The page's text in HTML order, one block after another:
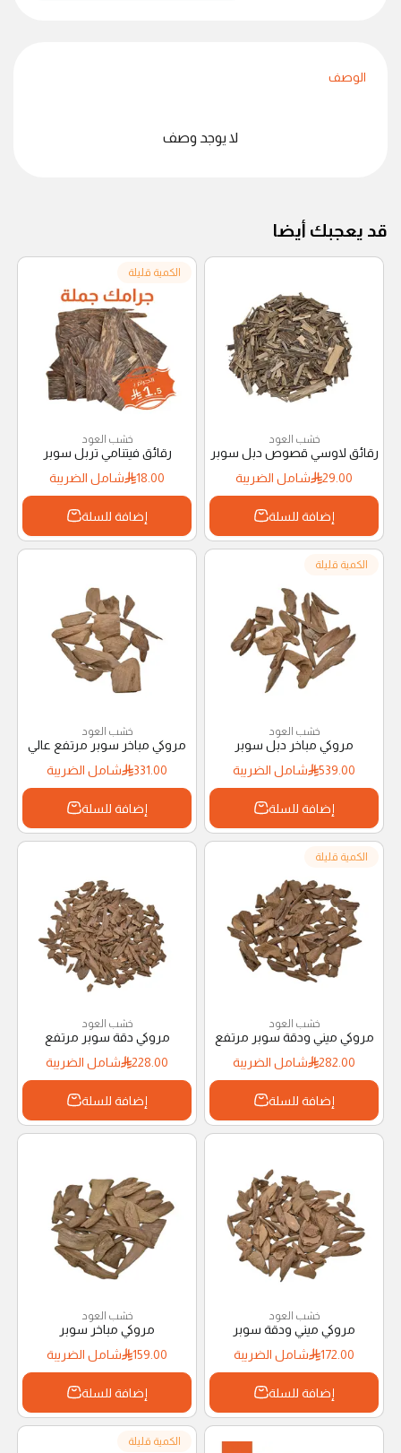
الوصف
لا يوجد وصف
قد يعجبك أيضا
خشب العود
رقائق لاوسي قصوص دبل سوبر
29.00
شامل الضريبة
إضافة للسلة
الكمية قليلة
خشب العود
رقائق فيتنامي تربل سوبر
18.00
شامل الضريبة
إضافة للسلة
الكمية قليلة
خشب العود
مروكي مباخر دبل سوبر
539.00
شامل الضريبة
إضافة للسلة
خشب العود
مروكي مباخر سوبر مرتفع عالي
331.00
شامل الضريبة
إضافة للسلة
الكمية قليلة
خشب العود
مروكي ميني ودقة سوبر مرتفع
282.00
شامل الضريبة
إضافة للسلة
خشب العود
مروكي دقة سوبر مرتفع
228.00
شامل الضريبة
إضافة للسلة
خشب العود
مروكي ميني ودقة سوبر
172.00
شامل الضريبة
إضافة للسلة
خشب العود
مروكي مباخر سوبر
159.00
شامل الضريبة
إضافة للسلة
الكمية قليلة